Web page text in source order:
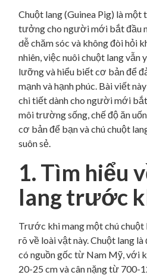
Chuột lang (Guinea Pig) là
tưởng cho người mới bắt đầu
dễ chăm sóc và không đòi hỏi
nhiên, việc nuôi chuột lang vẫn
lưỡng và hiểu biết cơ bản để
mạnh và hạnh phúc. Bài viết
chi tiết dành cho người mới
môi trường sống, chế độ ăn
cơ bản để bạn và chú chuột
suôn sẻ.
1. Tìm hiểu
lang trước
Trước khi mang một chú chuột
rõ về loài vật này. Chuột lang
có nguồn gốc từ Nam Mỹ, với
20-25 cm và cân nặng từ 700-